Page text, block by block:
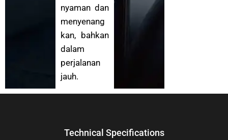
nyaman dan
menyenang
kan, bahkan
dalam
perjalanan
jauh.
Technical Specifications